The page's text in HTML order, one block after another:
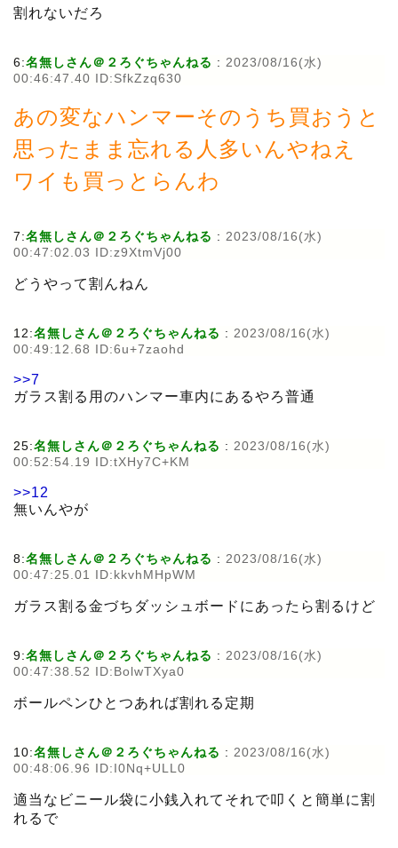
割れないだろ
6:名無しさん＠２ろぐちゃんねる : 2023/08/16(水)
00:46:47.40 ID:SfkZzq630
あの変なハンマーそのうち買おうと
思ったまま忘れる人多いんやねえ
ワイも買っとらんわ
7:名無しさん＠２ろぐちゃんねる : 2023/08/16(水)
00:47:02.03 ID:z9XtmVj00
どうやって割んねん
12:名無しさん＠２ろぐちゃんねる : 2023/08/16(水)
00:49:12.68 ID:6u+7zaohd
>>7
ガラス割る用のハンマー車内にあるやろ普通
25:名無しさん＠２ろぐちゃんねる : 2023/08/16(水)
00:52:54.19 ID:tXHy7C+KM
>>12
無いんやが
8:名無しさん＠２ろぐちゃんねる : 2023/08/16(水)
00:47:25.01 ID:kkvhMHpWM
ガラス割る金づちダッシュボードにあったら割るけど
9:名無しさん＠２ろぐちゃんねる : 2023/08/16(水)
00:47:38.52 ID:BolwTXya0
ボールペンひとつあれば割れる定期
10:名無しさん＠２ろぐちゃんねる : 2023/08/16(水)
00:48:06.96 ID:I0Nq+ULL0
適当なビニール袋に小銭入れてそれで叩くと簡単に割
れるで